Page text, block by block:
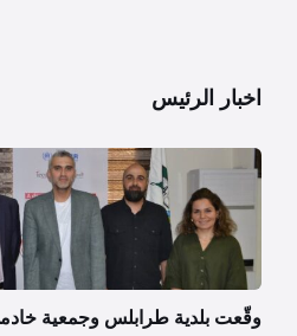
اخبار الرئيس
وقّعت بلدية طرابلس وجمعية